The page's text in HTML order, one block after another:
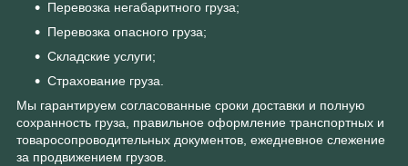
Перевозка негабаритного груза;
Перевозка опасного груза;
Складские услуги;
Страхование груза.
Мы гарантируем согласованные сроки доставки и полную
сохранность груза, правильное оформление транспортных и
товаросопроводительных документов, ежедневное слежение
за продвижением грузов.